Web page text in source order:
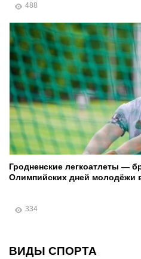
488
Гродненские легкоатлеты —
Олимпийских дней молодёжи
334
ВИДЫ СПОРТА